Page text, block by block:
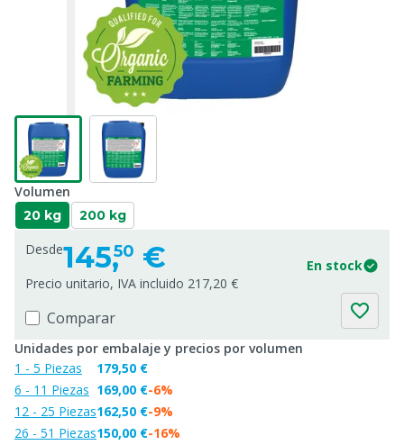
Volumen
20 kg 200 kg
Desde145,50 €
En stock
Precio unitario, IVA incluido 217,20 €
Comparar
Unidades por embalaje y precios por volumen
1 - 5 Piezas
6 - 11 Piezas
12 - 25 Piezas
26 - 51 Piezas
179,50 €
169,00 €
162,50 €
150,00 €
-6%
-9%
-16%